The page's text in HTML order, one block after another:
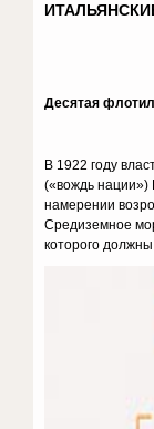
Десятая
В 1922 году
(«вождь
намере­нии
Средиземное
которого